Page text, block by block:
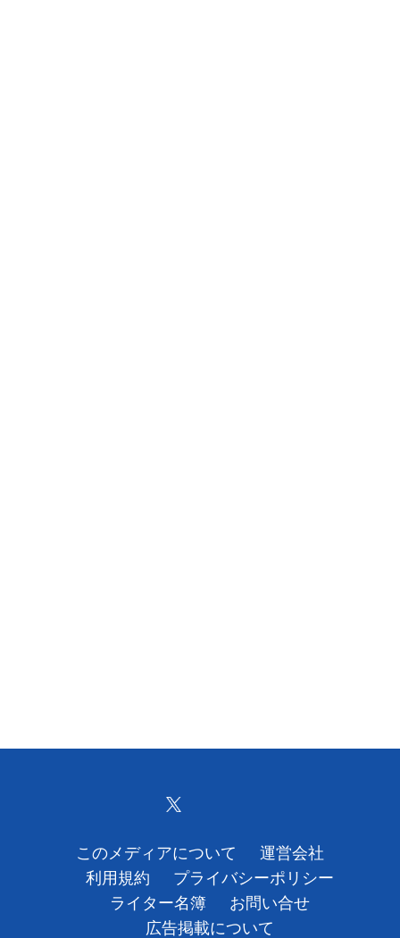
このメディアについて
運営会社
利用規約
プライバシーポリシー
ライター名簿
お問い合せ
広告掲載について